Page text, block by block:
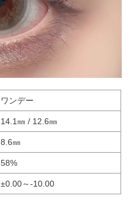
ワンデー
14.1㎜ / 12.6㎜
8.6㎜
58%
±0.00～-10.00